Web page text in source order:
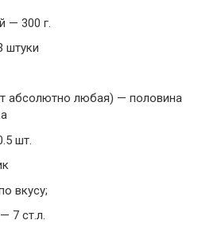
— 300 г.
штуки
абсолютно любая) — половина
шт.
вкусу;
7 ст.л.